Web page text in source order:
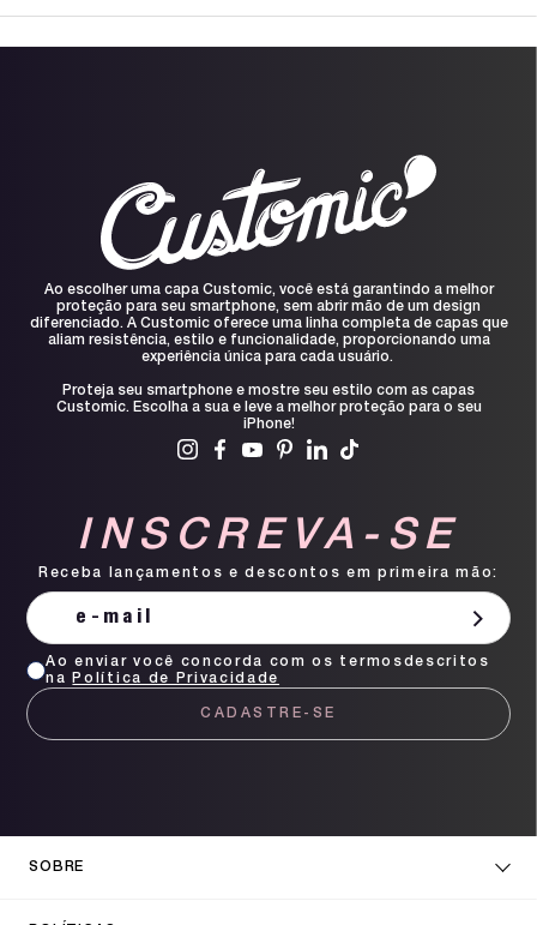
Ao escolher uma capa Customic, você está garantindo a melhor
proteção para seu smartphone, sem abrir mão de um design
diferenciado. A Customic oferece uma linha completa de capas que
aliam resistência, estilo e funcionalidade, proporcionando uma
experiência única para cada usuário.
Proteja seu smartphone e mostre seu estilo com as capas
Customic. Escolha a sua e leve a melhor proteção para o seu
iPhone!
INSCREVA-SE
Receba lançamentos e descontos em primeira mão:
CADASTRE-SE
Ao enviar você concorda com os termosdescritos
na
Política de Privacidade
SOBRE